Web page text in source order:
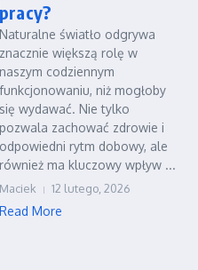
pracy?
Naturalne światło odgrywa
znacznie większą rolę w
naszym codziennym
funkcjonowaniu, niż mogłoby
się wydawać. Nie tylko
pozwala zachować zdrowie i
odpowiedni rytm dobowy, ale
również ma kluczowy wpływ ...
Maciek 12 lutego, 2026
Read More